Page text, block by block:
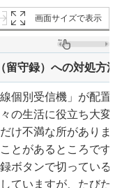
画面サイズで表示
留守録）への対処方法
個別受信機」が配置
の生活に役立ち大変
け不満な所がありま
とがあるところです
ボタンで切っている
ていますが、たびた